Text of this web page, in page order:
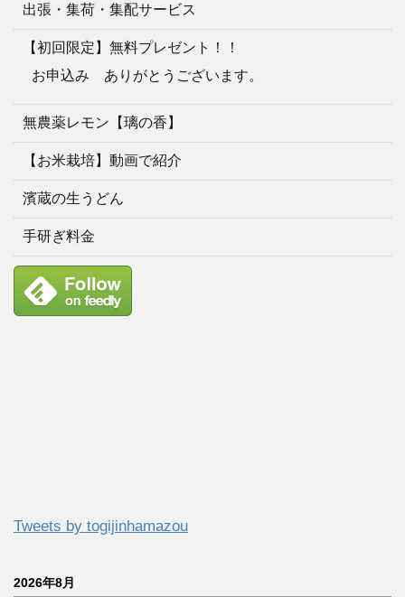
出張・集荷・集配サービス
【初回限定】無料プレゼント！！
お申込み ありがとうございます。
無農薬レモン【璃の香】
【お米栽培】動画で紹介
濱蔵の生うどん
手研ぎ料金
Tweets by togijinhamazou
2026年8月